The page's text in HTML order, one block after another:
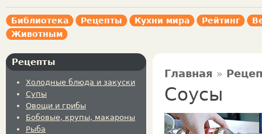
Библиотека Рецепты Кухни мира Рейтинг
Животным
Рецепты
Холодные блюда и закуски
Супы
Овощи и грибы
Бобовые, крупы, макароны
Рыба
Главная »
Соусы